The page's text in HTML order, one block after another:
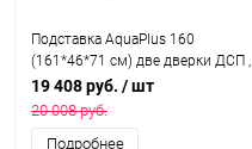
Подставка AquaPlus 160
(161*46*71 см) две дверки ДСП ,
итальянский орех, собранная,
подходит для модели
аквариума LUX П540
19 408 руб. / шт
20 008 руб.
Подробнее